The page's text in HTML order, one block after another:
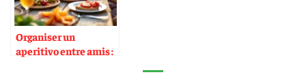
Organiser un
aperitivo entre amis :